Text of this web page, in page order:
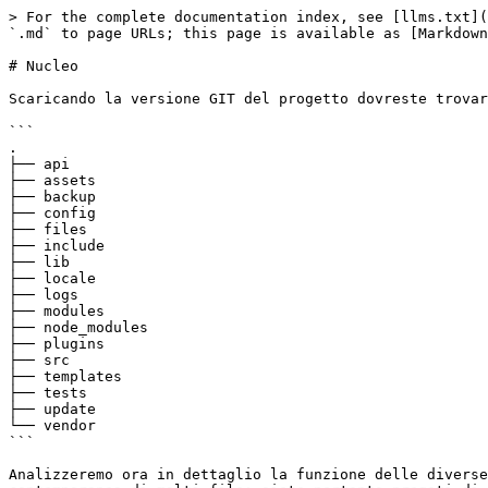
> For the complete documentation index, see [llms.txt](https://docs.openstamanager.com/llms.txt). Markdown versions of documentation pages are available by appending `.md` to page URLs; this page is available as [Markdown](https://docs.openstamanager.com/2.4.43/per-sviluppatori/structure/moduli/nucleo.md).

# Nucleo

Scaricando la versione GIT del progetto dovreste trovare una struttura di base molto simile a quella seguente.

```
.
├── api
├── assets
├── backup
├── config
├── files
├── include
├── lib
├── locale
├── logs
├── modules
├── node_modules
├── plugins
├── src
├── templates
├── tests
├── update
└── vendor
```

Analizzeremo ora in dettaglio la funzione delle diverse cartelle e dei relativi contenuti. Si avverte che il gestionale è fortemente basato sulla correttezza contemporanea di molti file: siete pertanto pregati di astenervi da modifiche o, se queste dovessero rivelarsi necessarie, procedere alla creazione di un relativo file custom nella cartella del file. E' comunque consigliabile richiedere l'assistenza ufficiale.

{% hint style="info" %}
Per maggiori informazioni riguardanti la procedura di personalizzazione, rivolgersi alle specifiche sezioni di ogni settore.
{% endhint %}

## 📒 Root

I contenuti della cartella *root* sono estremamente importanti per il progetto, in quanto sono generalmente dedicati a garantire il corretto funzionamento dell'intero gestionale. Questa centralizzazione permette al software di essere estremamente scalabile e personalizzabile, soprattutto in relazione ai moduli. Per maggiori informazioni riguardanti lo sviluppo di un modulo, consultare la sezione [Moduli](/2.4.43/openstamanager/modules.md).

### 📒 add.php

Il file `add.php` è dedicato alla gestione dei form di creazione nuovi elementi all'interno dei vari moduli.

In particolare si occupa parallelamente della funzionalità di aggiunta al volo, visibile in azione nei modulo **Attività**, **Articoli** e in alcuni altri punti del software.

### 📒 ajax\_complete.php

Il file `ajax_dataload.php` gestisce il caricamento dinamico dei dati in varie sezioni del sito, relativamente alle operazioni di auto-completamento dei form e della ricerca globale.

**Attenzione**: questo sistema è ormai deprecato e, tranne in rari casi, completamente sostituito dall'utilizzo del file `ajax_select.php` e dal plugin [Select2](https://select2.github.io).

### 📒 ajax\_dataload.php

Il file `ajax_dataload.php` gestisce il caricamento dinamico dei dati nelle tabelle fornite nella vista generale dei moduli (`controller.php`), filtrando i risultati in base alle richieste dell'utente.

### 📒 ajax\_select.php

Il file `ajax_select.php` gestisce il caricamento dinamico dei dati nei diversi select abilitati, garantendo l'accesso a tutti i *record* senza provocare rallentamenti (persino per numeri più elevati).

### 📒 bug.php

Il file `bug.php` si occupa della segnalazione dei bug, fornendo un sistema integrato di invio email dopo la configurazione di pochi parametri iniziali.

Le opzioni relative alle informazioni da allegare sono:

* Allegare il file di log (fondamentale nel caso si stia effettuando una segnalazione)
* Allegare una copia del database
* Allegare le informazioni relative al PC utilizzato